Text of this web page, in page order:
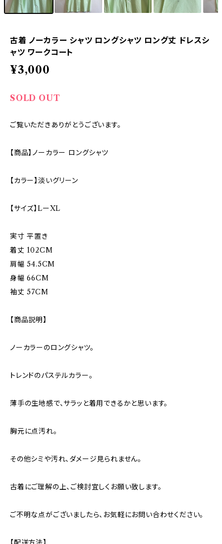
古着 ノーカラー シャツ ロングシャツ ロング丈 ドレスシ
ャツ ワークコート
¥3,000
SOLD OUT
ご覧いただきありがとうございます。
【商品】ノーカラー ロングシャツ
【カラー】淡いグリーン
【サイズ】LーXL
実寸 平置き
着丈 102CM
肩幅 54.5CM
身幅 66CM
袖丈 57CM
【商品説明】
ノーカラーのロングシャツ。
トレンドのパステルカラー。
薄手の生地感で、サラッと着用できるかと思います。
胸元に点汚れ。
その他シミや汚れ、ダメージ見られません。
古着にご理解の上、ご検討宜しくお願い致します。
ご不明な点がございましたら、お気軽にお問い合わせください。